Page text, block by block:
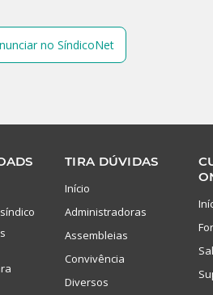
no SíndicoNet
TIRA DÚVIDAS
Início
Administradoras
Assembleias
Convivência
Diversos